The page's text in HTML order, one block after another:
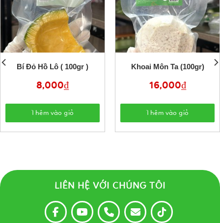
Bí Đỏ Hồ Lô ( 100gr )
8,000₫
Thêm vào giỏ
Khoai Môn Ta (100gr)
16,000₫
Thêm vào giỏ
LIÊN HỆ VỚI CHÚNG TÔI